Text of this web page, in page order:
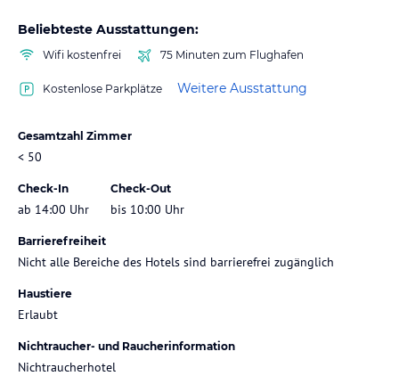
Beliebteste Ausstattungen:
Wifi kostenfrei 75 Minuten zum Flughafen
Kostenlose Parkplätze Weitere Ausstattung
Gesamtzahl Zimmer
< 50
Check-In
ab 14:00 Uhr
Check-Out
bis 10:00 Uhr
Barrierefreiheit
Nicht alle Bereiche des Hotels sind barrierefrei zugänglich
Haustiere
Erlaubt
Nichtraucher- und Raucherinformation
Nichtraucherhotel